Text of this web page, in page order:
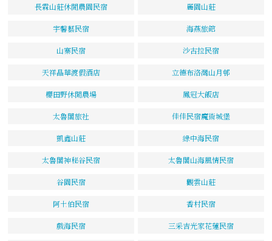
長霖山莊休閒農園民宿 麗園山莊
宇馨藝民宿 海燕旅館
山寨民宿 沙古拉民宿
天祥晶華渡假酒店 立德布洛灣山月邨
櫻田野休閒農場 鳳冠大飯店
太魯閣旅社 佳佳民宿魔術城堡
凱鑫山莊 綠中海民宿
太魯閣神秘谷民宿 太魯閣山海風情民宿
谷園民宿 觀雲山莊
阿土伯民宿 香村民宿
戲海民宿 三采吉光家花蓮民宿